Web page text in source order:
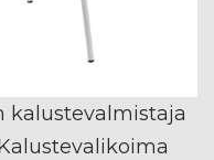
kalustevalmistaja